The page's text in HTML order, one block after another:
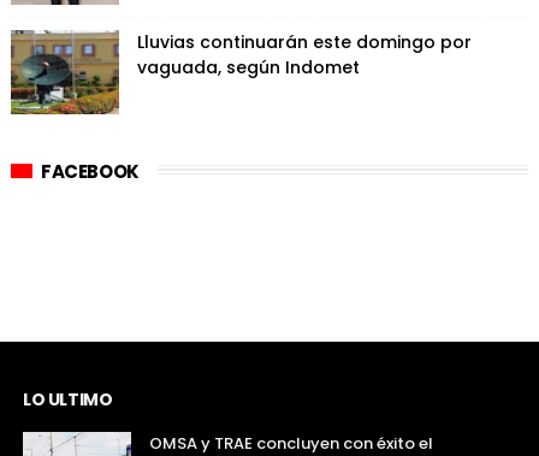
Lluvias continuarán este domingo por
vaguada, según Indomet
FACEBOOK
LO ULTIMO
OMSA y TRAE concluyen con éxito el